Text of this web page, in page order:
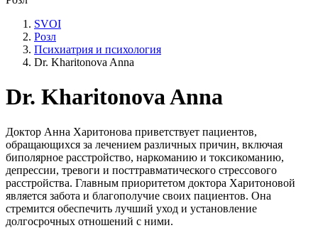
SVOI
Розл
Психиатрия и психология
Dr. Kharitonova Anna
Dr. Kharitonova Anna
Доктор Анна Харитонова приветствует пациентов,
обращающихся за лечением различных причин, включая
биполярное расстройство, наркоманию и токсикоманию,
депрессии, тревоги и посттравматического стрессового
расстройства. Главным приоритетом доктора Харитоновой
является забота и благополучие своих пациентов. Она
стремится обеспечить лучший уход и установление
долгосрочных отношений с ними.